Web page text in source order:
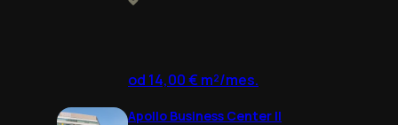
od 14,00 € m²/mes.
Apollo Business Center II